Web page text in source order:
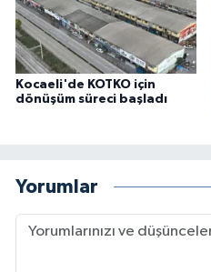
Kocaeli'de KOTKO için
dönüşüm süreci başladı
Yorumlar